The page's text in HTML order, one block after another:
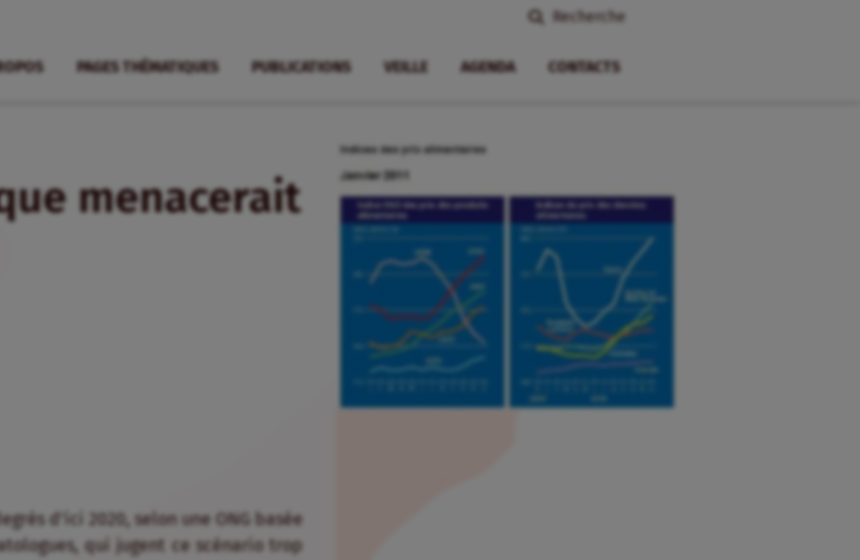
Recherche
PAGES THÉMATIQUES PUBLICATIONS VEILLE AGENDA CONTACTS
menacerait
d’ici 2020, selon une ONG basée
qui jugent ce scénario trop